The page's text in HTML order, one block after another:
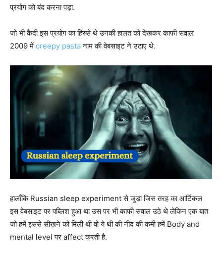
प्रयोग को बंद करना पड़ा.
जो भी कैदी इस प्रयोग का हिस्से थे उनकी हालत को देखकर काफी सवाल
2009 में creepy pastaनाम की वेबसाइट ने उठाए थे.
हालाँकि Russian sleep experiment से जुड़ा जिस तरह का आर्टिकल
इस वेबसाइट पर पब्लिश हुआ था उस पर भी काफी सवाल उठे थे लेकिन एक बात
जो हमें इससे सीखने को मिली थी वो ये थी की नींद की कमी हमें Body and
mental level पर affect करती है.